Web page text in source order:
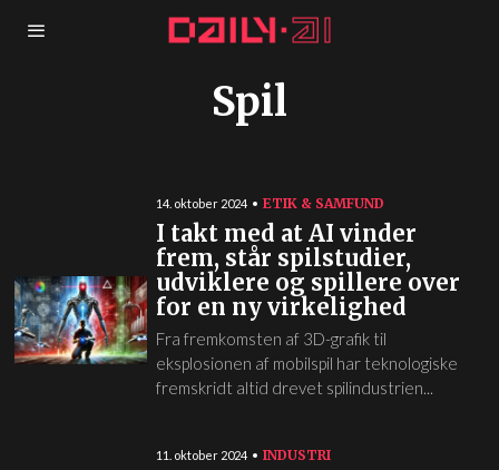
Spil
14. oktober 2024 ETIK & SAMFUND
I takt med at AI vinder
frem, står spilstudier,
udviklere og spillere over
for en ny virkelighed
Fra fremkomsten af 3D-grafik til
eksplosionen af mobilspil har teknologiske
fremskridt altid drevet spilindustrien...
11. oktober 2024 INDUSTRI